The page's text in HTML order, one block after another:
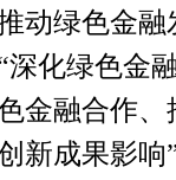
动绿色金
深化绿色金
金融合作
新成果影响